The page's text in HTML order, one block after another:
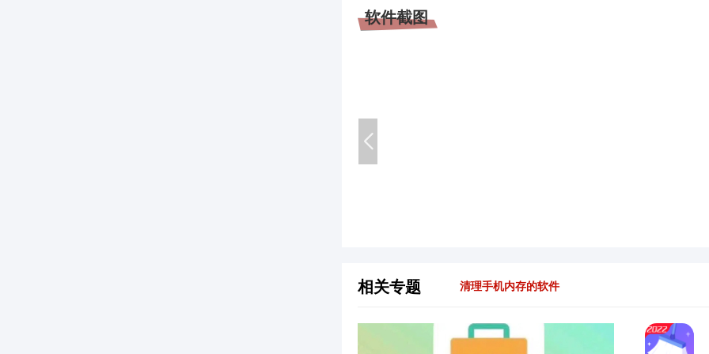
软件截图
相关专题 清理手机内存的软件